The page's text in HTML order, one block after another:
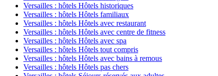
Versailles : hôtels Hôtels historiques
Versailles : hôtels Hôtels familiaux
Versailles : hôtels Hôtels avec restaurant
Versailles : hôtels Hôtels avec centre de fitness
Versailles : hôtels Hôtels avec spa
Versailles : hôtels Hôtels tout compris
Versailles : hôtels Hôtels avec bains à remous
Versailles : hôtels Hôtels pas chers